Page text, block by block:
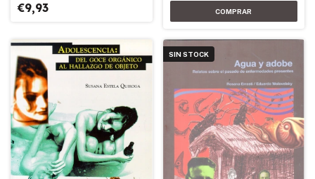
€9,93
SIN STOCK